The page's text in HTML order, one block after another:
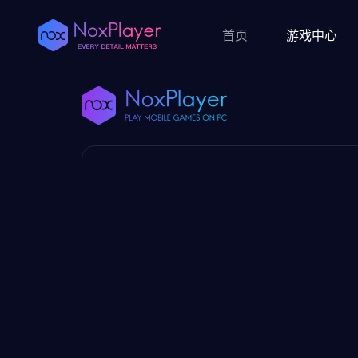
首页 游戏中心